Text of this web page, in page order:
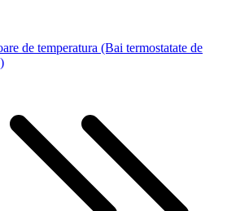
de temperatura (Bai termostatate de